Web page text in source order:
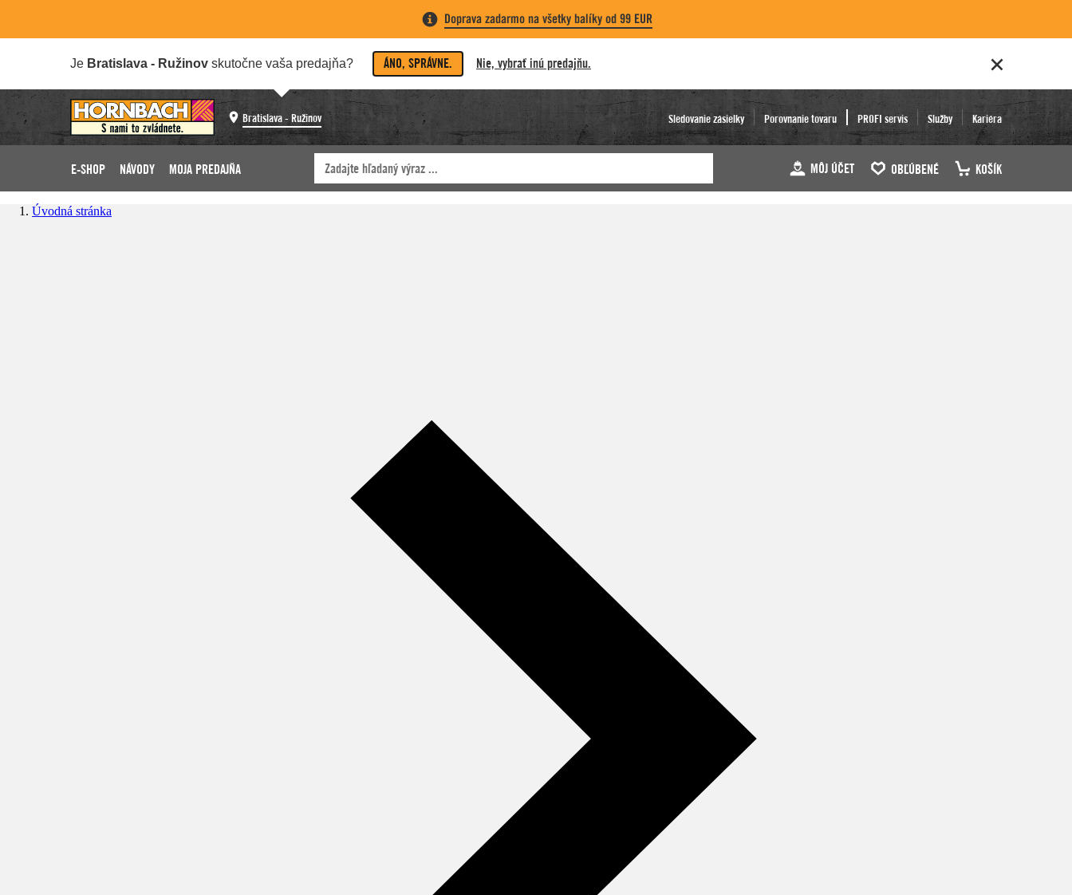
Doprava zadarmo na všetky balíky od 99 EUR
Je Bratislava - Ružinov skutočne vaša predajňa? ÁNO, SPRÁVNE. Nie, vybrať inú predajňu.
Bratislava - Ružinov Sledovanie zásielky Porovnanie tovaru PROFI servis Služby Kariéra
E-SHOP NÁVODY MOJA PREDAJŇA MÔJ ÚČET OBĽÚBENÉ KOŠÍK
Úvodná stránka